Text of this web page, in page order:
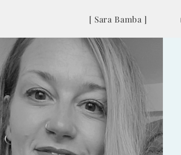
[ Sara Bamba ]
NOTODOFILMFEST